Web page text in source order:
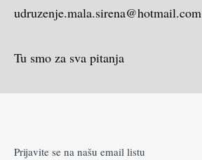
udruzenje.mala.sirena@hotmail.com
Tu smo za sva pitanja
Prijavite se na našu email listu